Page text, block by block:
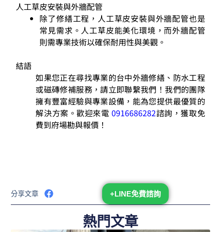
人工草皮安裝與外牆配管
除了修繕工程，人工草皮安裝與外牆配管也是
常見需求。人工草皮能美化環境，而外牆配管
則需專業技術以確保耐用性與美觀。
結語
如果您正在尋找專業的台中外牆修繕、防水工程
或磁磚修補服務，請立即聯繫我們！我們的團隊
擁有豐富經驗與專業設備，能為您提供最優質的
解決方案。歡迎來電0916686282諮詢，獲取免
費到府場勘與報價！
分享文章 +LINE免費諮詢
熱門文章